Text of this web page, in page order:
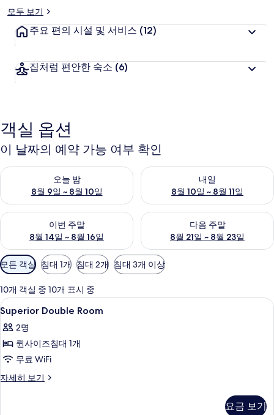
모두 보기
주요 편의 시설 및 서비스 (12)
집처럼 편안한 숙소 (6)
객실 옵션
이 날짜의 예약 가능 여부 확인
오늘 밤
8월 9일 ~ 8월 10일
오늘 밤 예약 가능 여부 확인, 8월 9일 ~ 8월 10일
내일
8월 10일 ~ 8월 11일
내일 예약 가능 여부 확인, 8월
이번 주말
8월 14일 ~ 8월 16일
이번 주말 예약 가능 여부 확인, 8월 14일 ~ 8월 16일
다음 주말
8월 21일 ~ 8월 23일
다음 주말 예약 가능 여부 확인
객
실
에
사
용
가
능
한
터
모든 객실 침대 1개 침대 2개 침대 3개 이상
10개 객실 중 10개 표시 중
Superior
Double
Room
사
진
모
고급 침구, 객실 내 금고, 책상, 암막 커튼
8
Superior Double Room
2명
퀸사이즈침대 1개
무료 WiFi
자세히 보기
Superior
요금 보기